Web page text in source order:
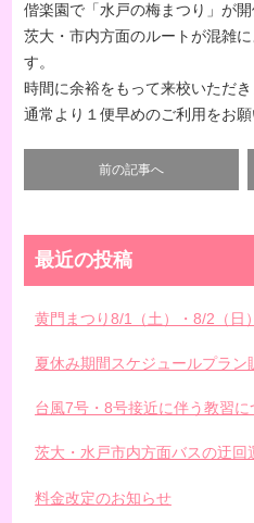
偕楽園で「水戸の梅まつり」が開
茨大・市内方面のルートが混雑
す。
時間に余裕をもって来校いただき
通常より１便早めのご利用をお願
前の記事へ
最近の投稿
黄門まつり8/1（土）・8/2（日
夏休み期間スケジュールプラン
台風7号・8号接近に伴う教習に
茨大・水戸市内方面バスの迂回
料金改定のお知らせ